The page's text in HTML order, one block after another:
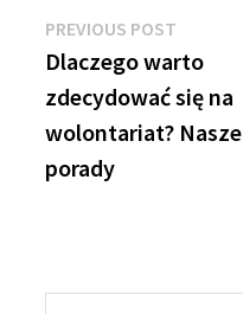
Nawigacja
wpisu
PREVIOUS POST
post:
Dlaczego warto
zdecydować się na
wolontariat? Nasze
porady